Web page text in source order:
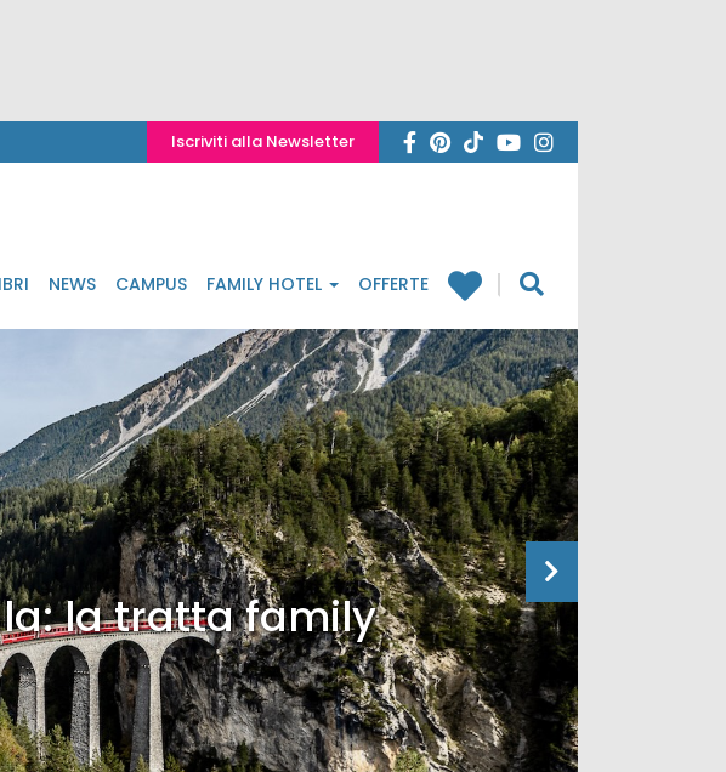
Iscriviti alla Newsletter
NEWS CAMPUS FAMILY HOTEL OFFERTE
la tratta family